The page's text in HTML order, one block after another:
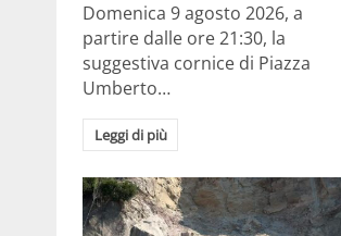
Domenica 9 agosto 2026, a
partire dalle ore 21:30, la
suggestiva cornice di Piazza
Umberto…
Leggi di più